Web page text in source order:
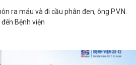
ra máu và đi cầu phân đen, ông P.V.N.
Bệnh viện